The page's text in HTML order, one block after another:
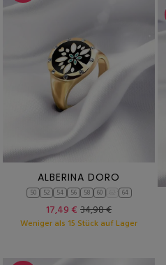
ALBERINA DORO
50 52 54 56 58 60 64
17,49 € 34,98 €
Weniger als 15 Stück auf Lager